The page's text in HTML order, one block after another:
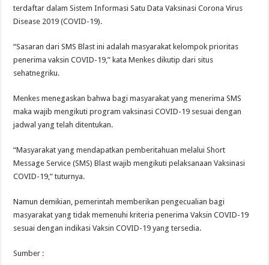
terdaftar dalam Sistem Informasi Satu Data Vaksinasi Corona Virus
Disease 2019 (COVID-19).
“Sasaran dari SMS Blast ini adalah masyarakat kelompok prioritas
penerima vaksin COVID-19,” kata Menkes dikutip dari situs
sehatnegriku.
Menkes menegaskan bahwa bagi masyarakat yang menerima SMS
maka wajib mengikuti program vaksinasi COVID-19 sesuai dengan
jadwal yang telah ditentukan.
“Masyarakat yang mendapatkan pemberitahuan melalui Short
Message Service (SMS) Blast wajib mengikuti pelaksanaan Vaksinasi
COVID-19,” tuturnya.
Namun demikian, pemerintah memberikan pengecualian bagi
masyarakat yang tidak memenuhi kriteria penerima Vaksin COVID-19
sesuai dengan indikasi Vaksin COVID-19 yang tersedia.
Sumber :